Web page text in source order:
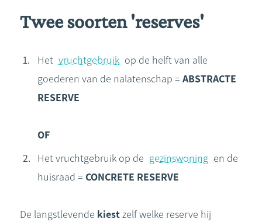
Twee soorten 'reserves'
Het vruchtgebruik op de helft van alle
goederen van de nalatenschap = ABSTRACTE
RESERVE
OF
Het vruchtgebruik op de gezinswoning en de
huisraad = CONCRETE RESERVE
De langstlevende kiestzelf welke reserve hij